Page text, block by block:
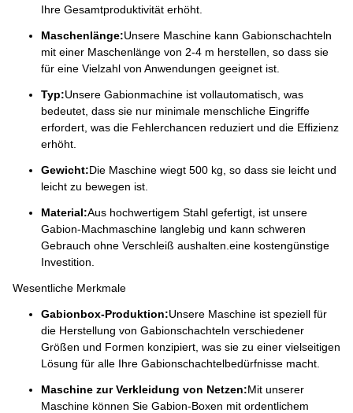
Ihre Gesamtproduktivität erhöht.
Maschenlänge:Unsere Maschine kann Gabionschachteln
mit einer Maschenlänge von 2-4 m herstellen, so dass sie
für eine Vielzahl von Anwendungen geeignet ist.
Typ:Unsere Gabionmachine ist vollautomatisch, was
bedeutet, dass sie nur minimale menschliche Eingriffe
erfordert, was die Fehlerchancen reduziert und die Effizienz
erhöht.
Gewicht:Die Maschine wiegt 500 kg, so dass sie leicht und
leicht zu bewegen ist.
Material:Aus hochwertigem Stahl gefertigt, ist unsere
Gabion-Machmaschine langlebig und kann schweren
Gebrauch ohne Verschleiß aushalten.eine kostengünstige
Investition.
Wesentliche Merkmale
Gabionbox-Produktion:Unsere Maschine ist speziell für
die Herstellung von Gabionschachteln verschiedener
Größen und Formen konzipiert, was sie zu einer vielseitigen
Lösung für alle Ihre Gabionschachtelbedürfnisse macht.
Maschine zur Verkleidung von Netzen:Mit unserer
Maschine können Sie Gabion-Boxen mit ordentlichem